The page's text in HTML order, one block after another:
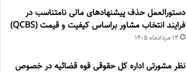
دستورالعمل حذف پيشنهادهای مالی نامتناسب در
فرايند انتخاب مشاور براساس كيفيت و قيمت (QCBS)
۱۴ مرداد‌ماه ۱۴۰۵
نظر مشورتی اداره کل حقوقی قوه قضائیه در خصوص